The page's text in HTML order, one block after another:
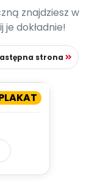
znajdziesz w
dokładnie!
strona
-